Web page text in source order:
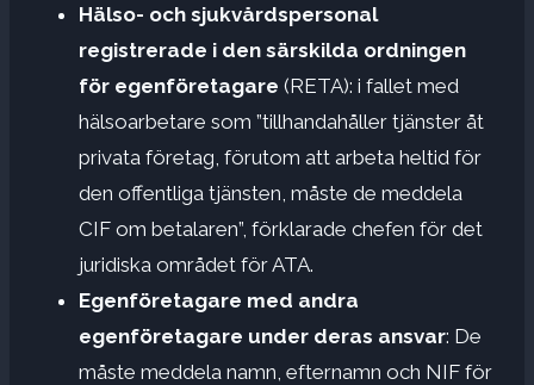
Hälso- och sjukvårdspersonal
registrerade i den särskilda ordningen
för egenföretagare (RETA): i fallet med
hälsoarbetare som ”tillhandahåller tjänster åt
privata företag, förutom att arbeta heltid för
den offentliga tjänsten, måste de meddela
CIF om betalaren”, förklarade chefen för det
juridiska området för ATA.
Egenföretagare med andra
egenföretagare under deras ansvar: De
måste meddela namn, efternamn och NIF för